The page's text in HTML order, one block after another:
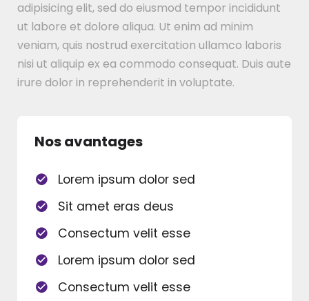
adipisicing elit, sed do eiusmod tempor incididunt
ut labore et dolore aliqua. Ut enim ad minim
veniam, quis nostrud exercitation ullamco laboris
nisi ut aliquip ex ea commodo consequat. Duis aute
irure dolor in reprehenderit in voluptate.
Nos avantages
Lorem ipsum dolor sed
Sit amet eras deus
Consectum velit esse
Lorem ipsum dolor sed
Consectum velit esse